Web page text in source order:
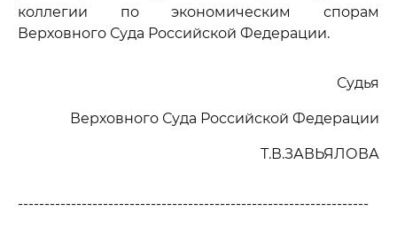
коллегии по экономическим спорам
Верховного Суда Российской Федерации.
Судья
Верховного Суда Российской Федерации
Т.В.ЗАВЬЯЛОВА
------------------------------------------------------------------